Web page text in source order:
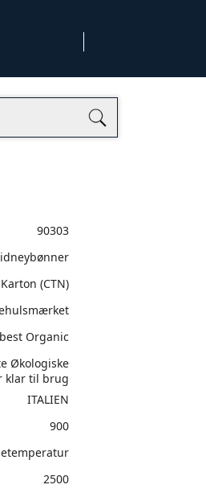
90303
Karton (CTN)
Organic
Økologiske
klar til brug
ITALIEN
900
2500